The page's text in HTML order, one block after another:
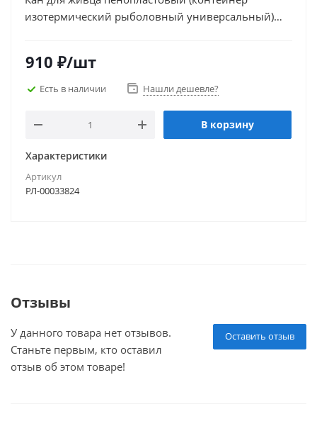
изотермический рыболовный универсальный)
910 ₽/шт
Есть в наличии Нашли дешевле?
В корзину
Характеристики
Артикул
РЛ-00033824
Отзывы
Оставить отзыв
У данного товара нет отзывов.
Станьте первым, кто оставил
отзыв об этом товаре!